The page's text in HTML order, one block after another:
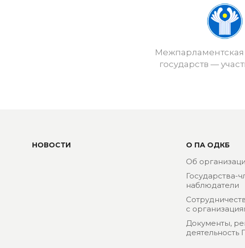
государств —
НОВОСТИ О ПА ОДКБ
Об
Государства-
наблюдатели
с
Документы,